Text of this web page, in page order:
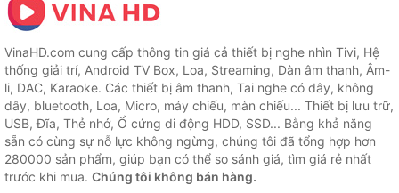
VinaHD.com cung cấp thông tin giá cả thiết bị nghe nhìn Tivi, Hệ
thống giải trí, Android TV Box, Loa, Streaming, Dàn âm thanh, Âm-
li, DAC, Karaoke. Các thiết bị âm thanh, Tai nghe có dây, không
dây, bluetooth, Loa, Micro, máy chiếu, màn chiếu... Thiết bị lưu trữ,
USB, Đĩa, Thẻ nhớ, Ổ cứng di động HDD, SSD... Bằng khả năng
sẵn có cùng sự nỗ lực không ngừng, chúng tôi đã tổng hợp hơn
280000 sản phẩm, giúp bạn có thể so sánh giá, tìm giá rẻ nhất
trước khi mua. Chúng tôi không bán hàng.